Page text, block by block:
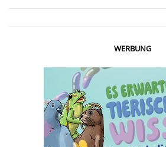
WERBUNG